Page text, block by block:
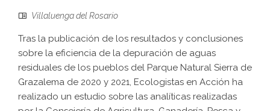
Villaluenga del Rosario
Tras la publicación de los resultados y conclusiones
sobre la eficiencia de la depuración de aguas
residuales de los pueblos del Parque Natural Sierra de
Grazalema de 2020 y 2021, Ecologistas en Acción ha
realizado un estudio sobre las analíticas realizadas